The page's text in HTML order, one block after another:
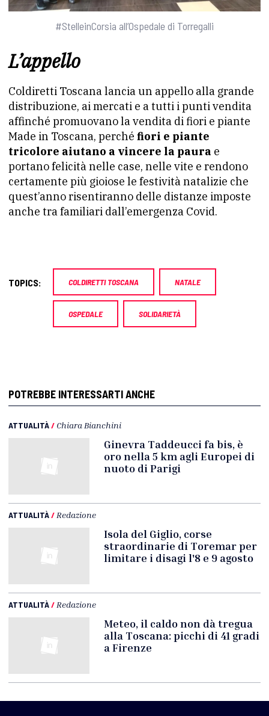
#StelleinCorsia all’Ospedale di Torregalli
L’appello
Coldiretti Toscana lancia un appello alla grande
distribuzione, ai mercati e a tutti i punti vendita
affinché promuovano la vendita di fiori e piante
Made in Toscana, perché fiori e piante
tricolore aiutano a vincere la paura e
portano felicità nelle case, nelle vite e rendono
certamente più gioiose le festività natalizie che
quest’anno risentiranno delle distanze imposte
anche tra familiari dall’emergenza Covid.
TOPICS: COLDIRETTI TOSCANA NATALE
OSPEDALE SOLIDARIETÀ
POTREBBE INTERESSARTI ANCHE
ATTUALITÀ/ Chiara Bianchini
Ginevra Taddeucci fa bis, è
oro nella 5 km agli Europei di
nuoto di Parigi
ATTUALITÀ/ Redazione
Isola del Giglio, corse
straordinarie di Toremar per
limitare i disagi l'8 e 9 agosto
ATTUALITÀ/ Redazione
Meteo, il caldo non dà tregua
alla Toscana: picchi di 41 gradi
a Firenze